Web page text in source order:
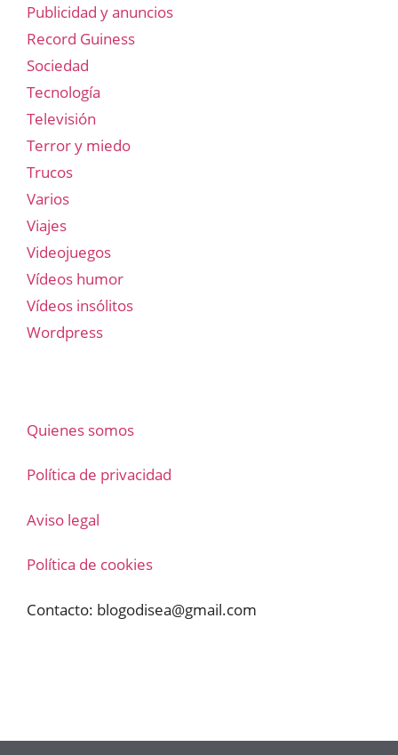
Publicidad y anuncios
Record Guiness
Sociedad
Tecnología
Televisión
Terror y miedo
Trucos
Varios
Viajes
Videojuegos
Vídeos humor
Vídeos insólitos
Wordpress
Quienes somos
Política de privacidad
Aviso legal
Política de cookies
Contacto: blogodisea@gmail.com